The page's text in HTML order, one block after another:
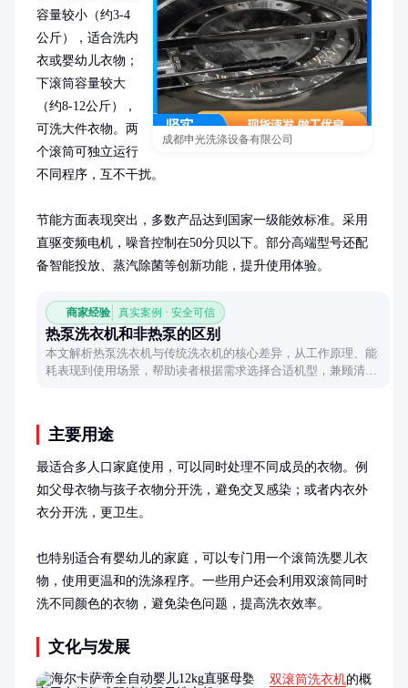
成都申光洗涤设备有限公司
容量较小（约3-4
公斤），适合洗内
衣或婴幼儿衣物；
下滚筒容量较大
（约8-12公斤），
可洗大件衣物。两
个滚筒可独立运行
不同程序，互不干扰。
节能方面表现突出，多数产品达到国家一级能效标准。采用
直驱变频电机，噪音控制在50分贝以下。部分高端型号还配
备智能投放、蒸汽除菌等创新功能，提升使用体验。
商家经验 真实案例 · 安全可信
热泵洗衣机和非热泵的区别
本文解析热泵洗衣机与传统洗衣机的核心差异，从工作原理、能
耗表现到使用场景，帮助读者根据需求选择合适机型，兼顾清洁
主要用途
最适合多人口家庭使用，可以同时处理不同成员的衣物。例
如父母衣物与孩子衣物分开洗，避免交叉感染；或者内衣外
衣分开洗，更卫生。
也特别适合有婴幼儿的家庭，可以专门用一个滚筒洗婴儿衣
物，使用更温和的洗涤程序。一些用户还会利用双滚筒同时
洗不同颜色的衣物，避免染色问题，提高洗衣效率。
文化与发展
双滚筒洗衣机的概